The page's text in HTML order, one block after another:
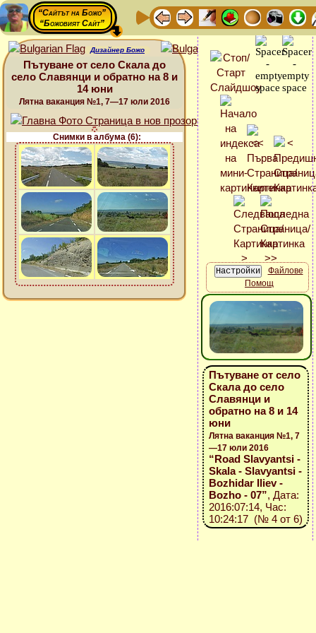
“Сайтът на Божо”
“Божовият Сайт”
Дизайнер Божо
Пътуване от село Скала до
село Славянци и обратно на 8 и
14 юни
Лятна ваканция №1, 7—17 юли 2016
Снимки в албума (6):
Файлове
Помощ
Пътуване от село
Скала до село
Славянци и
обратно на 8 и 14
юни
Лятна ваканция №1, 7
—17 юли 2016
“Road Slavyantsi -
Skala - Slavyantsi -
Bozhidar Iliev -
Bozho - 07”, Дата:
2016:07:14, Час:
10:24:17 (№ 4 от 6)